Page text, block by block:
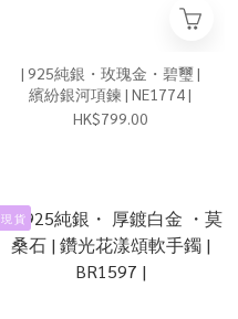
| 925純銀・玫瑰金・碧璽 |
繽紛銀河項鍊 | NE1774 |
HK$799.00
現 貨